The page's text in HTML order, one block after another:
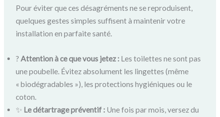
Pour éviter que ces désagréments ne se reproduisent,
quelques gestes simples suffisent à maintenir votre
installation en parfaite santé.
?Attention à ce que vous jetez : Les toilettes ne sont pas
une poubelle. Évitez absolument les lingettes (même
« biodégradables »), les protections hygiéniques ou le
coton.
✨ Le détartrage préventif : Une fois par mois, versez du